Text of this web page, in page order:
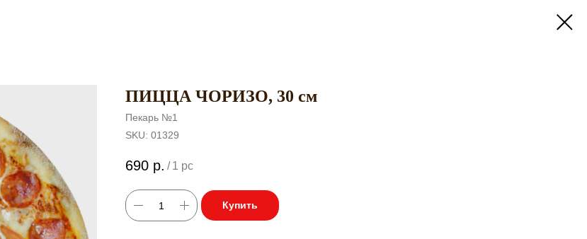
ПИЦЦА ЧОРИЗО, 30 см
Пекарь №1
SKU: 01329
690 р. / 1 pc
Купить